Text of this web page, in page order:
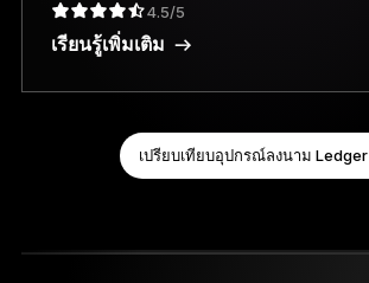
4.5/5
เรียนรู้เพิ่มเติม
เปรียบเทียบอุปกรณ์ลงนาม Ledger